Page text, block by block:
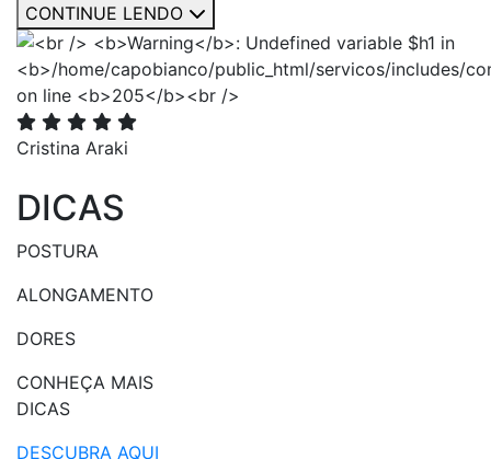
CONTINUE LENDO
Cristina Araki
DICAS
POSTURA
ALONGAMENTO
DORES
CONHEÇA MAIS
DICAS
DESCUBRA AQUI